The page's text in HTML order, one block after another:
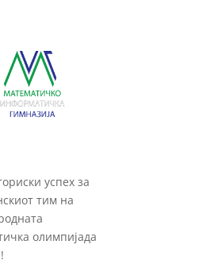
успех за
тим на
олимпијада